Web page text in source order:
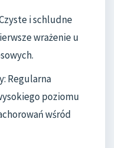
i schludne
wrażenie u
Regularna
poziomu
wśród